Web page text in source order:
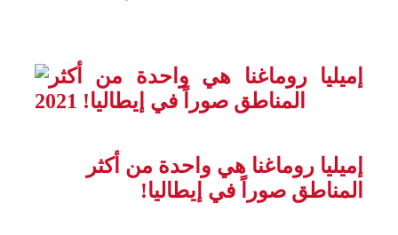
إميليا روماغنا هي واحدة من أكثر
المناطق صوراً في إيطاليا!